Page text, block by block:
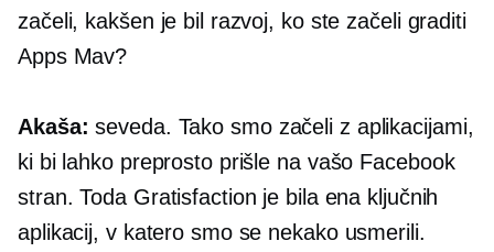
začeli, kakšen je bil razvoj, ko ste začeli graditi
Apps Mav?
Akaša: seveda. Tako smo začeli z aplikacijami,
ki bi lahko preprosto prišle na vašo Facebook
stran. Toda Gratisfaction je bila ena ključnih
aplikacij, v katero smo se nekako usmerili.